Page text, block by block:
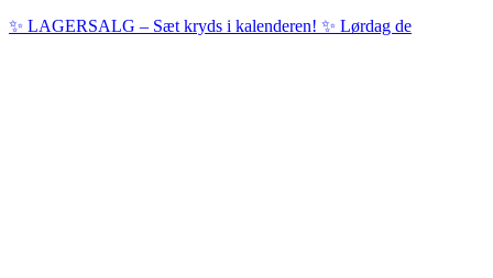
✨ LAGERSALG – Sæt kryds i kalenderen! ✨ Lørdag de